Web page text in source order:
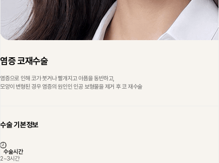
복코/콧볼축소
남자코성형
회복캡슐 클리닉
수술 후 주의사항
염증 코재수술
염증으로 인해 코가 붓거나 빨개지고 아픔을 동반하고,
모양이 변형된 경우 염증의 원인인 인공 보형물을 제거 후 코 재수술
수술 기본정보
수술시간
2~3시간